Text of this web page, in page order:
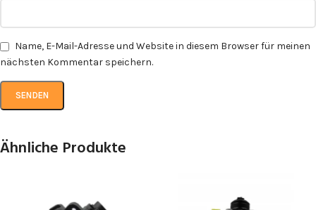
Name, E-Mail-Adresse und Website in diesem Browser für meinen
nächsten Kommentar speichern.
Ähnliche Produkte